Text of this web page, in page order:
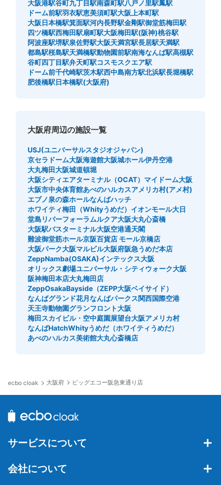
大阪港駅谷町九丁目駅南森町駅八戸ノ里駅鳳駅
ドーム前駅羽衣駅恵美須町駅大阪上本町駅
大阪日本橋駅箕面駅河内長野駅金剛駅御堂筋梅田駅
四ツ橋駅西梅田駅扇町駅大阪梅田駅(阪神)桃谷駅
阿波座駅堺駅泉佐野駅大阪天満宮駅長居駅天満駅
都島駅桜島駅天満橋駅動物園前駅南海なんば駅高槻駅
谷町四丁目駅弁天町駅コスモスクエア駅
ドーム前千代崎駅茨木駅西中島南方駅北浜駅長堀橋駅
肥後橋駅日本橋駅(大阪府)
大阪府周辺の施設一覧
USJ(ユニバーサルスタジオジャパン)
京セラドーム大阪海遊館大阪城ホール伊丹空港
大丸梅田 大阪城道頓堀
大阪シティエアターミナル（OCAT） マイドーム大阪
大阪市中央体育館あべのハルカスアメリカ村(アメ村)
エブノ泉の森ホールなんばハッチ
ホワイティ梅田（Whityうめだ） イオンモール大日
堂島リバーフォーラムルクア大阪大丸心斎橋
大阪駅バスターミナル大阪空港通天閣
難波御堂筋ホール京阪百貨店 モール京橋店
大阪パーク大阪マルビル大阪府阪急うめだ本店
ZeppNamba(OSAKA)インテックス大阪
オリックス劇場ユニバーサル・シティウォーク大阪
阪神梅田本店大丸梅田店
ZeppOsakaBayside（ZEPP大阪ベイサイド）
なんばグランド花月 なんばパークス関西国際空港
天王寺動物園グランフロント大阪
梅田スカイビル・空中庭園展望台大阪アメリカ村
なんばHatchWhityうめだ（ホワイティうめだ）
あべのハルカス美術館大丸心斎橋店
ecbo cloak 大阪府 ビッグエコー阪急東通り店
サービスについて
会社について